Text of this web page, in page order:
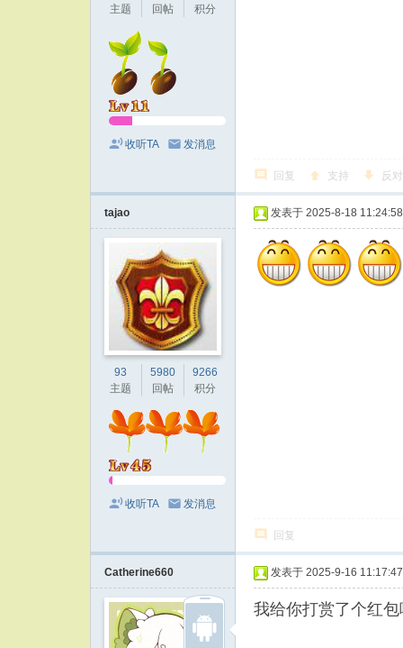
主题
回帖
积分
收听TA 发消息
回复 支持 反对
tajao
93
主题
5980
回帖
9266
积分
收听TA 发消息
发表于 2025-8-18 11:24:58
回复
Catherine660 发表于 2025-9-16 11:17:47
我给你打赏了个红